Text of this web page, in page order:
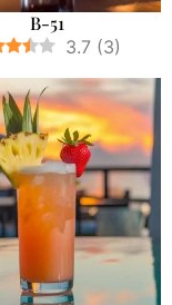
B-51
3.7 (3)